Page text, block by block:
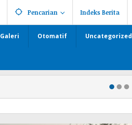
Pencarian Indeks Berita
Galeri Otomatif Uncategorized